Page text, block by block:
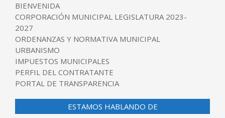
BIENVENIDA
CORPORACIÓN MUNICIPAL LEGISLATURA 2023-
2027
ORDENANZAS Y NORMATIVA MUNICIPAL
URBANISMO
IMPUESTOS MUNICIPALES
PERFIL DEL CONTRATANTE
PORTAL DE TRANSPARENCIA
ESTAMOS HABLANDO DE